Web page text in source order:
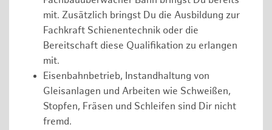
mit. Zusätzlich bringst Du die Ausbildung zur
Fachkraft Schienentechnik oder die
Bereitschaft diese Qualifikation zu erlangen
mit.
Eisenbahnbetrieb, Instandhaltung von
Gleisanlagen und Arbeiten wie Schweißen,
Stopfen, Fräsen und Schleifen sind Dir nicht
fremd.